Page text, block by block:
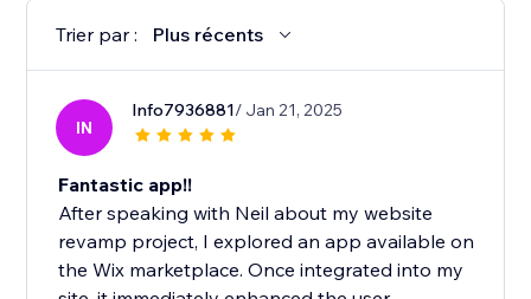
Trier par : Plus récents
IN
Info7936881/ Jan 21, 2025
Fantastic app!!
After speaking with Neil about my website
revamp project, I explored an app available on
the Wix marketplace. Once integrated into my